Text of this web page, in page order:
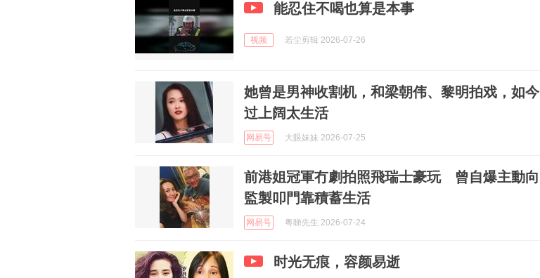
能忍住不喝也算是本事
视频 若尘剪辑 2026-07-26
她曾是男神收割机，和梁朝伟、黎明拍戏，如今
过上阔太生活
网易号 大眼妹妹 2026-07-25
前港姐冠軍冇劇拍照飛瑞士豪玩 曾自爆主動向
監製叩門靠積蓄生活
网易号 粤睇先生 2026-07-24
时光无痕，容颜易逝